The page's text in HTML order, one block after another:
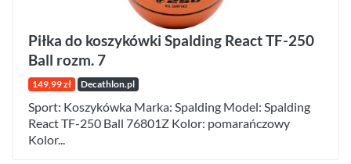
Piłka do koszykówki Spalding React TF-250
Ball rozm. 7
149,99 zł Decathlon.pl
Sport: Koszykówka Marka: Spalding Model: Spalding
React TF-250 Ball 76801Z Kolor: pomarańczowy
Kolor...